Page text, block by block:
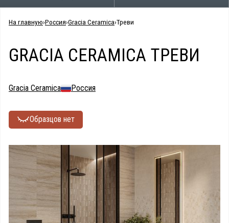
На главную Россия Gracia Ceramica Треви
GRACIA CERAMICA ТРЕВИ
Gracia Ceramica Россия
Образцов нет